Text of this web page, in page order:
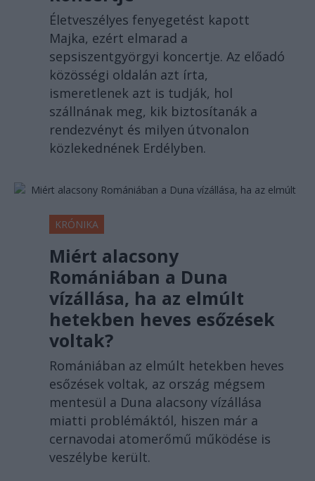
Életveszélyes fenyegetést kapott
Majka, ezért elmarad a
sepsiszentgyörgyi koncertje. Az előadó
közösségi oldalán azt írta,
ismeretlenek azt is tudják, hol
szállnának meg, kik biztosítanák a
rendezvényt és milyen útvonalon
közlekednének Erdélyben.
KRÓNIKA
Miért alacsony
Romániában a Duna
vízállása, ha az elmúlt
hetekben heves esőzések
voltak?
Romániában az elmúlt hetekben heves
esőzések voltak, az ország mégsem
mentesül a Duna alacsony vízállása
miatti problémáktól, hiszen már a
cernavodai atomerőmű működése is
veszélybe került.